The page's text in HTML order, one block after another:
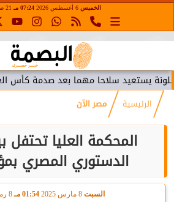
الخميس 07:24 مـ 21 صفر 1448
سلاحا مهما بعد صدمة كأس العالم
الرئيسية مصر الآن
المحكمة العليا تحتفل
الدستوري المصري
السبت 01:54 مـ 8 رمضان 1446